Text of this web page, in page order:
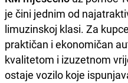
je čini jednim od
limuzinskoj klasi. Za
praktičan i ekonomičan
kvalitetom i izuzetnom
ostaje vozilo koje